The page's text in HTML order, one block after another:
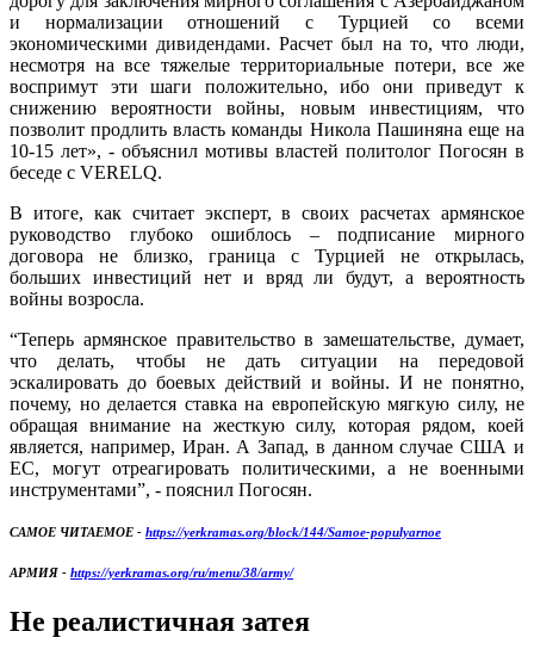
и нормализации отношений с Турцией со всеми
экономическими дивидендами. Расчет был на то, что люди,
несмотря на все тяжелые территориальные потери, все же
воспримут эти шаги положительно, ибо они приведут к
снижению вероятности войны, новым инвестициям, что
позволит продлить власть команды Никола Пашиняна еще на
10-15 лет», - объяснил мотивы властей политолог Погосян в
беседе с VERELQ.
В итоге, как считает эксперт, в своих расчетах армянское
руководство глубоко ошиблось – подписание мирного
договора не близко, граница с Турцией не открылась,
больших инвестиций нет и вряд ли будут, а вероятность
войны возросла.
“Теперь армянское правительство в замешательстве, думает,
что делать, чтобы не дать ситуации на передовой
эскалировать до боевых действий и войны. И не понятно,
почему, но делается ставка на европейскую мягкую силу, не
обращая внимание на жесткую силу, которая рядом, коей
является, например, Иран. А Запад, в данном случае США и
ЕС, могут отреагировать политическими, а не военными
инструментами”, - пояснил Погосян.
САМОЕ ЧИТАЕМОЕ - https://yerkramas.org/block/144/Samoe-populyarnoe
АРМИЯ - https://yerkramas.org/ru/menu/38/army/
Не реалистичная затея